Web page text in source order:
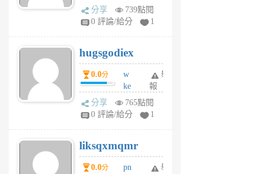
k
m
6
個
月
前
分享
739點閱
0 評論/給分
1
hugsgodiex
0.0分
w
ke
rv
pj
6
個
月
舉
報
分享
765點閱
0 評論/給分
1
liksqxmqmr
0.0分
pn
舉